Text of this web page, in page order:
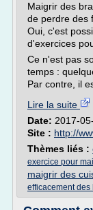
Maigrir des
de perdre des
Oui, c'est
d'exercices
Ce n'est pas
temps :
Par contre, il
Lire la suite
Date: 2017-
Site : http://
Thèmes liés :
exercice pour
maigrir des
efficacement des